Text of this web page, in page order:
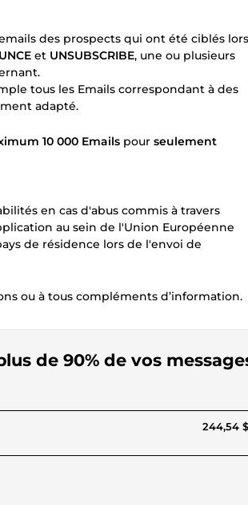
des prospects qui ont été ciblés lors
et UNSUBSCRIBE, une ou plusieurs
tous les Emails correspondant à des
adapté.
10 000 Emails pour seulement
en cas d'abus commis à travers
au sein de l'Union Européenne
de résidence lors de l'envoi de
ou à tous compléments d’information.
de 90% de vos
244,54